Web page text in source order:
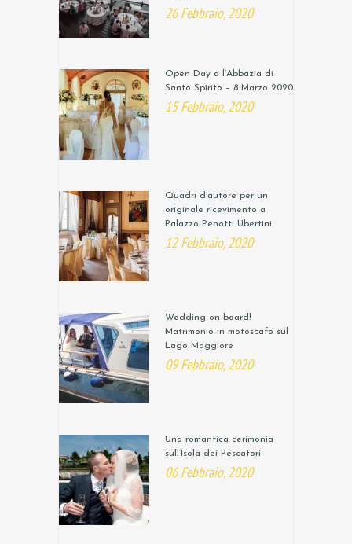
26 Febbraio, 2020
Open Day a l’Abbazia di
Santo Spirito – 8 Marzo 2020
15 Febbraio, 2020
Quadri d’autore per un
originale ricevimento a
Palazzo Penotti Ubertini
12 Febbraio, 2020
Wedding on board!
Matrimonio in motoscafo sul
Lago Maggiore
09 Febbraio, 2020
Una romantica cerimonia
sull’Isola dei Pescatori
06 Febbraio, 2020